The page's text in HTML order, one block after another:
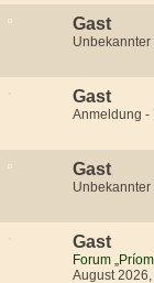
Gast
Unbekannter
Gast
Anmeldung -
Gast
Unbekannter
Gast
Forum
August 2026,